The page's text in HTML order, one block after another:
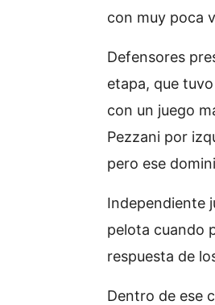
con muy poca
Defensores
etapa, que
con un juego
Pezzani por
pero ese
Independiente
pelota cuando
respuesta de
Dentro de ese